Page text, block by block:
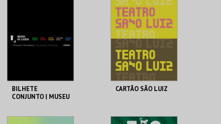
PREÇO INTEIRO
MAIS INFO
COMPRAR
BILHETE
CONJUNTO | MUSEU
PIMENTA
CARTÃO SÃO LUIZ
MUNICIPAL